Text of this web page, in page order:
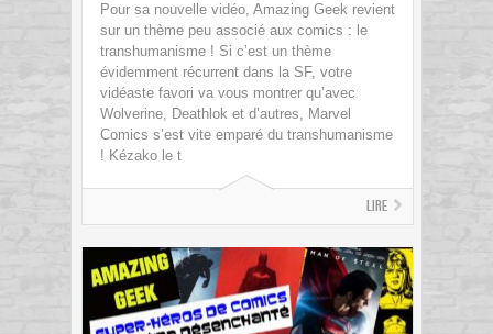
Pour sa nouvelle vidéo, Amazing Geek revient
sur un thème peu associé aux comics : le
transhumanisme ! Si c’est un thème
évidemment récurrent dans la SF, votre
vidéaste favori va vous montrer qu’avec
Wolverine, Deathlok et d’autres, Marvel
Comics s’est vite emparé du transhumanisme
! Kézako le t
Lire